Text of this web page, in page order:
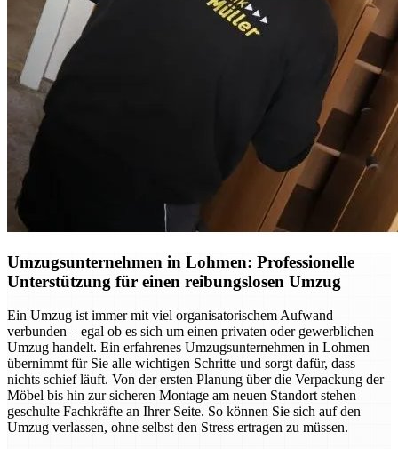
Umzugsunternehmen in Lohmen: Professionelle
Unterstützung für einen reibungslosen Umzug
Ein Umzug ist immer mit viel organisatorischem Aufwand
verbunden – egal ob es sich um einen privaten oder gewerblichen
Umzug handelt. Ein erfahrenes Umzugsunternehmen in Lohmen
übernimmt für Sie alle wichtigen Schritte und sorgt dafür, dass
nichts schief läuft. Von der ersten Planung über die Verpackung der
Möbel bis hin zur sicheren Montage am neuen Standort stehen
geschulte Fachkräfte an Ihrer Seite. So können Sie sich auf den
Umzug verlassen, ohne selbst den Stress ertragen zu müssen.